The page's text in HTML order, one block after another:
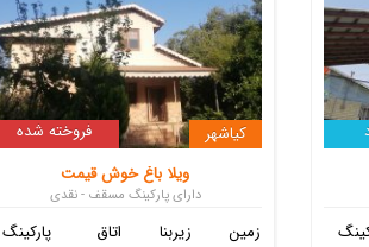
فروخته شده
کیاشهر
ویلا باغ خوش قیمت
دارای پارکینگ مسقف - نقدی
پارکینگ
اتاق
زیربنا
زمین